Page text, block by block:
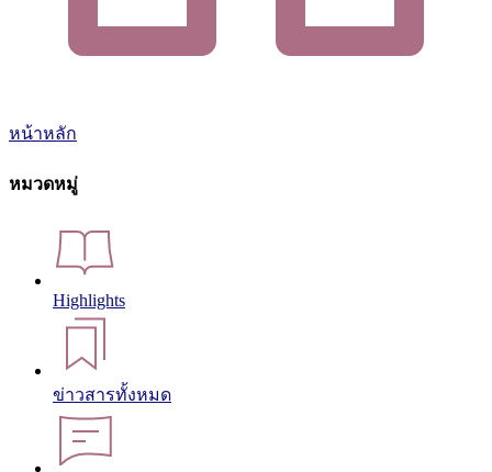
หน้าหลัก
หมวดหมู่
Highlights
ข่าวสารทั้งหมด